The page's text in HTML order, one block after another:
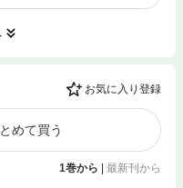
お気に入り登録
めて買う
1巻から | 最新刊から